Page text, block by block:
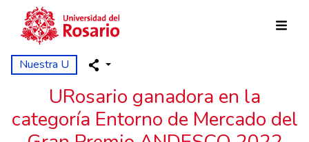
Pasar al contenido principal
Nuestra U
URosario ganadora en la
categoría Entorno de Mercado del